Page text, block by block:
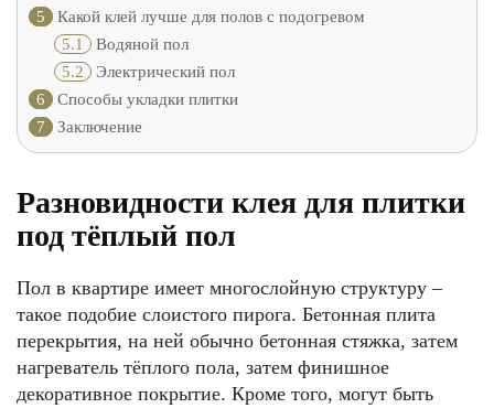
5
Какой клей лучше для полов с подогревом
5.1 Водяной пол
5.2 Электрический пол
6
Способы укладки плитки
7
Заключение
Разновидности клея для плитки
под тёплый пол
Пол в квартире имеет многослойную структуру –
такое подобие слоистого пирога. Бетонная плита
перекрытия, на ней обычно бетонная стяжка, затем
нагреватель тёплого пола, затем финишное
декоративное покрытие. Кроме того, могут быть